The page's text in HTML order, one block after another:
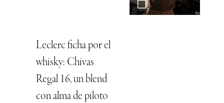
Leclerc ficha por el
whisky: Chivas
Regal 16, un blend
con alma de piloto